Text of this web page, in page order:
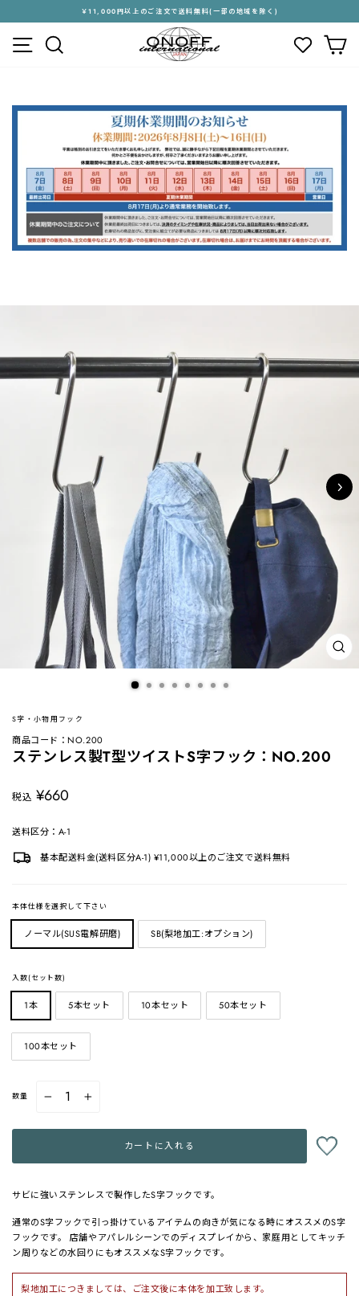
キ
ス
ラ
イ
ョ
ー
を
停
止
す
る
￥11,000円以上のご注文で送料無料(一部の地域を除く)
メニュー
閉
じ
S字・小物用フック
商品コード：NO.200
ステンレス製T型ツイストS字フック：NO.200
税込 定
¥660
送料区分：A-1
基本配送料金(送料区分A-1) ¥11,000以上のご注文で送料無料
本体仕様を選択して下さい
ノーマル(SUS電解研磨) SB(梨地加工:オプション)
入数(セット数)
1本 5本セット 10本セット 50本セット
100本セット
数量
+
カートに入れる
サビに強いステンレスで製作したS字フックです。
通常のS字フックで引っ掛けているアイテムの向きが気になる時にオススメのS字
フックです。 店舗やアパレルシーンでのディスプレイから、家庭用としてキッチ
ン周りなどの水回りにもオススメなS字フックです。
梨地加工につきましては、ご注文後に本体を加工致します。